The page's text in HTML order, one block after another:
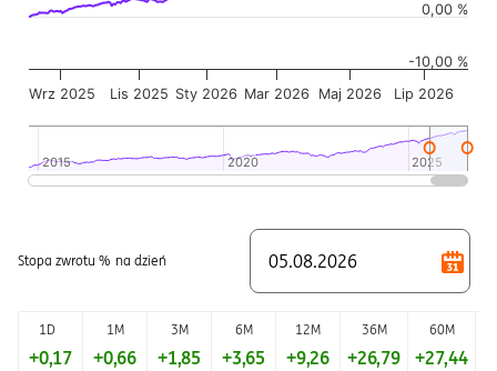
Wykres pokazuje historię wartości jednostki funduszu
Wykres ma 2 osi Y wyświetlające Wartość jednostki w
Sty 2026
Wrz 2025 Lis 2025 Mar 2026 Maj 2026 Lip 2026
2015
2015 2020
2020 2025
2025
0,00 %
-10,00 %
Stopa zwrotu % na dzień
1D 1M 3M 6M 12M 36M 60M
+0,17 +0,66 +1,85 +3,65 +9,26 +26,79 +27,44